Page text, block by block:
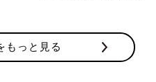
もっと見る